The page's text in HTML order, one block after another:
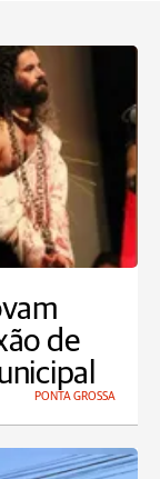
de
PONTA GROSSA